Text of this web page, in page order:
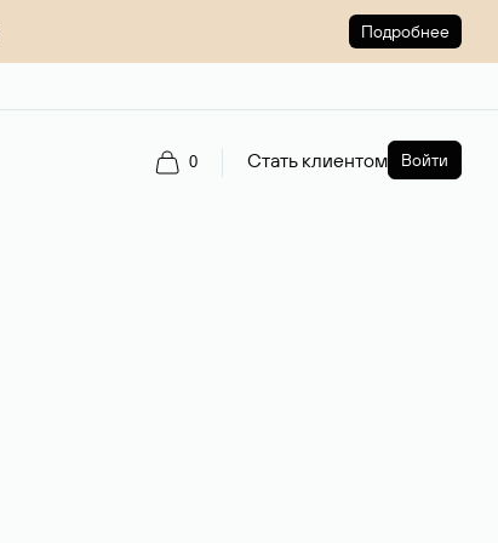
Подробнее
0 Стать клиентом Войти